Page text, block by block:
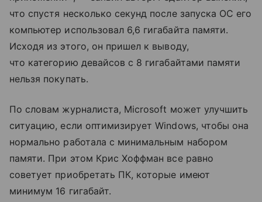
что спустя несколько секунд после запуска ОС его
компьютер использовал 6,6 гигабайта памяти.
Исходя из этого, он пришел к выводу,
что категорию девайсов с 8 гигабайтами памяти
нельзя покупать.
По словам журналиста, Microsoft может улучшить
ситуацию, если оптимизирует Windows, чтобы она
нормально работала с минимальным набором
памяти. При этом Крис Хоффман все равно
советует приобретать ПК, которые имеют
минимум 16 гигабайт.